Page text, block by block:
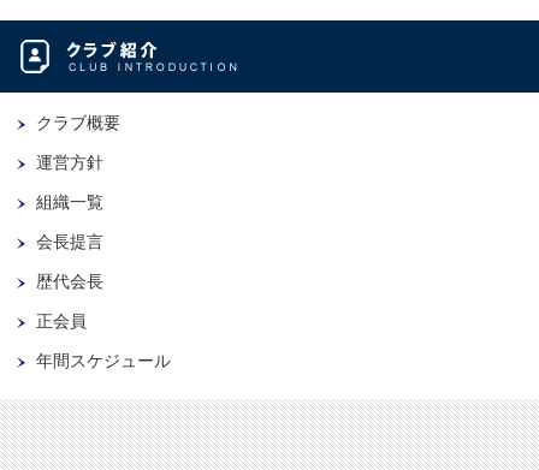
クラブ概要
運営方針
組織一覧
会長提言
歴代会長
正会員
年間スケジュール